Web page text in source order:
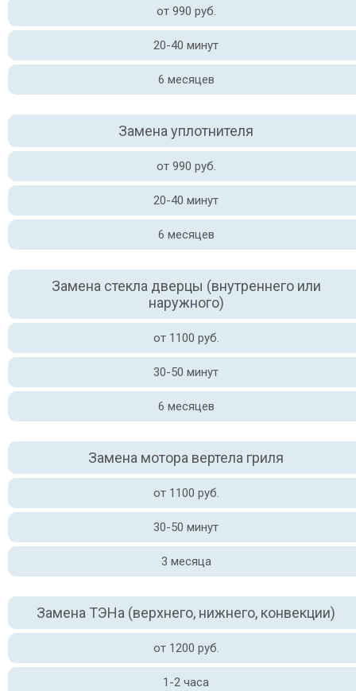
от 990 руб.
20-40 минут
6 месяцев
Замена уплотнителя
от 990 руб.
20-40 минут
6 месяцев
Замена стекла дверцы (внутреннего или
наружного)
от 1100 руб.
30-50 минут
6 месяцев
Замена мотора вертела гриля
от 1100 руб.
30-50 минут
3 месяца
Замена ТЭНа (верхнего, нижнего, конвекции)
от 1200 руб.
1-2 часа